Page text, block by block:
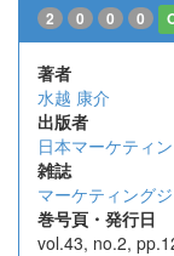
2 0 0 0
著者
水越 康介
出版者
日本マーケティ
雑誌
マーケティング
巻号頁・発行日
vol.43, no.2,